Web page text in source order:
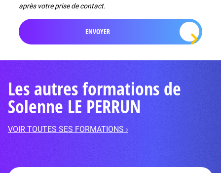
après votre prise de contact.
Les autres formations de
Solenne LE PERRUN
VOIR TOUTES SES FORMATIONS ›